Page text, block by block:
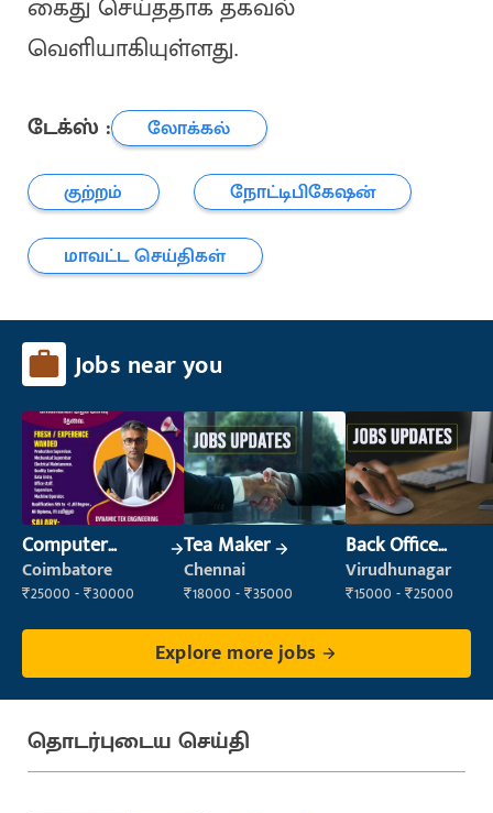
கைது செய்ததாக தகவல்
வெளியாகியுள்ளது.
டேக்ஸ் :
லோக்கல்
குற்றம்
நோட்டிபிகேஷன்
மாவட்ட செய்திகள்
Jobs near you
Computer
Operator
Coimbatore
₹25000 - ₹30000
Tea Maker
Chennai
₹18000 - ₹35000
Back Office
Executive
(Administration)
Virudhunagar
₹15000 - ₹25000
Explore more jobs
தொடர்புடைய செய்தி